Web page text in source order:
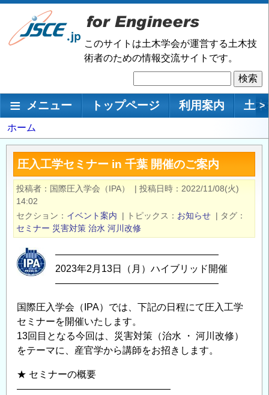
メ
ン
移
このサイトは土木学会が運営する土木技
術者のための情報交流サイトです。
索
メインナビゲーション
メニュー トップページ 利用案内 土 >
パ
ン
ず
ホーム
圧入工学セミナー in 千葉 開催のご案内
投稿者 国際圧入学会（IPA） | 投稿日時
2022/11/08(火)
14:02
セクション
イベント案内 | トピックス お知らせ | タグ
セミナー 災害対策 治水 河川改修
―――――――――――――――――
2023年2月13日（月）ハイブリッド開催
―――――――――――――――――
国際圧入学会（IPA）では、下記の日程にて圧入工学
セミナーを開催いたします。
13回目となる今回は、災害対策（治水 ・ 河川改修）
をテーマに、産官学から講師をお招きします。
★ セミナーの概要
————————————————